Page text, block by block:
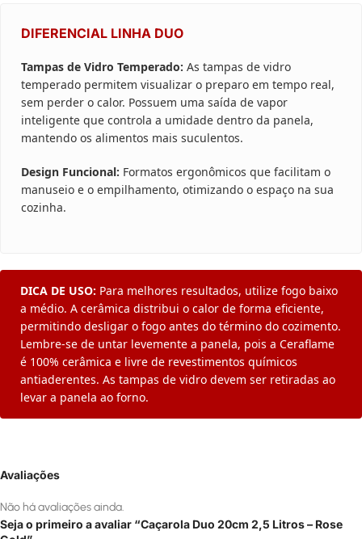
DIFERENCIAL LINHA DUO
Tampas de Vidro Temperado: As tampas de vidro
temperado permitem visualizar o preparo em tempo real,
sem perder o calor. Possuem uma saída de vapor
inteligente que controla a umidade dentro da panela,
mantendo os alimentos mais suculentos.
Design Funcional: Formatos ergonômicos que facilitam o
manuseio e o empilhamento, otimizando o espaço na sua
cozinha.
DICA DE USO: Para melhores resultados, utilize fogo baixo
a médio. A cerâmica distribui o calor de forma eficiente,
permitindo desligar o fogo antes do término do cozimento.
Lembre-se de untar levemente a panela, pois a Ceraflame
é 100% cerâmica e livre de revestimentos químicos
antiaderentes. As tampas de vidro devem ser retiradas ao
levar a panela ao forno.
Avaliações
Não há avaliações ainda.
Seja o primeiro a avaliar “Caçarola Duo 20cm 2,5 Litros – Rose